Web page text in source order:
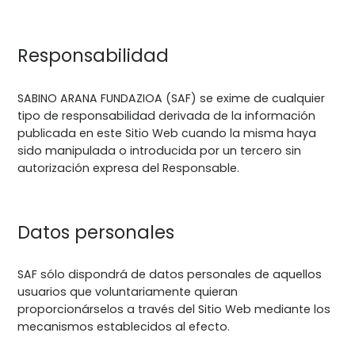
Responsabilidad
SABINO ARANA FUNDAZIOA (SAF) se exime de cualquier
tipo de responsabilidad derivada de la información
publicada en este Sitio Web cuando la misma haya
sido manipulada o introducida por un tercero sin
autorización expresa del Responsable.
Datos personales
SAF sólo dispondrá de datos personales de aquellos
usuarios que voluntariamente quieran
proporcionárselos a través del Sitio Web mediante los
mecanismos establecidos al efecto.